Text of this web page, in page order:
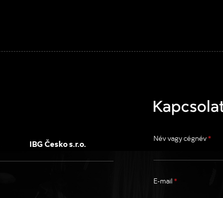
IBG Česko s.r.o. Név vagy cégnév*
E-mail*